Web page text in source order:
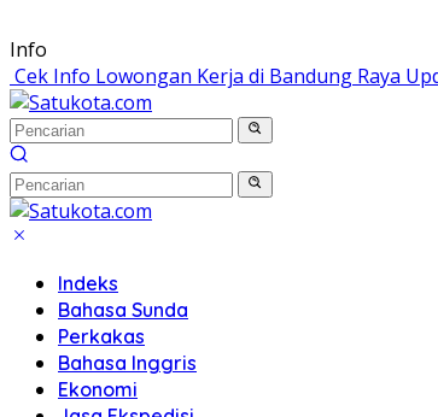
Langsung
ke
konten
Info
Cek Info Lowongan Kerja di Bandung Raya
Indeks
Bahasa Sunda
Perkakas
Bahasa Inggris
Ekonomi